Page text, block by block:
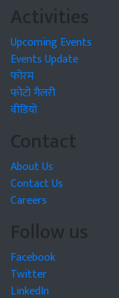
Activities
Upcoming Events
Events Update
फोरम
फोटो गैलरी
वीडियो
Contact
About Us
Contact Us
Careers
Follow us
Facebook
Twitter
LinkedIn